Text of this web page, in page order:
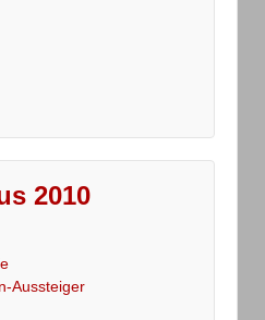
2010
Aussteiger